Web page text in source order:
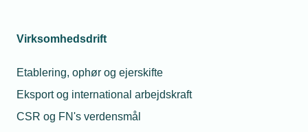
Virksomhedsdrift
Etablering, ophør og ejerskifte
Eksport og international arbejdskraft
CSR og FN's verdensmål